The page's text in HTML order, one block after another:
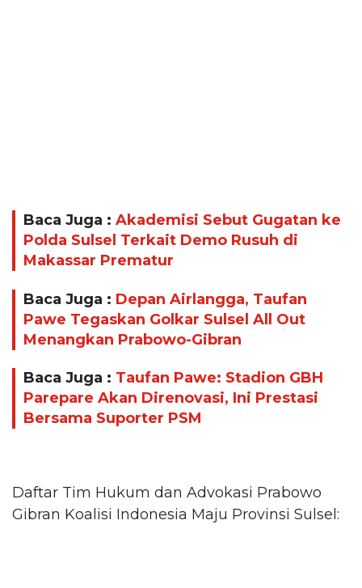
Baca Juga : Akademisi Sebut Gugatan ke
Polda Sulsel Terkait Demo Rusuh di
Makassar Prematur
Baca Juga : Depan Airlangga, Taufan
Pawe Tegaskan Golkar Sulsel All Out
Menangkan Prabowo-Gibran
Baca Juga : Taufan Pawe: Stadion GBH
Parepare Akan Direnovasi, Ini Prestasi
Bersama Suporter PSM
Daftar Tim Hukum dan Advokasi Prabowo
Gibran Koalisi Indonesia Maju Provinsi Sulsel: